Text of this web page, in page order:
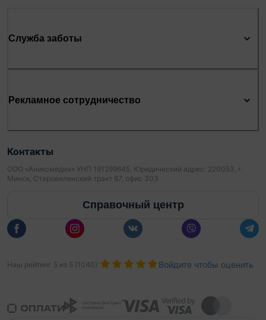
Служба заботы
Рекламное сотрудничество
Контакты
ООО «Аниксмедиа» УНП 191299645, Юридический адрес: 220053, г.
Минск, Старовиленский тракт 87, офис 303
Справочный центр
Наш рейтинг 5 из 5 1040): Войдите чтобы оценить